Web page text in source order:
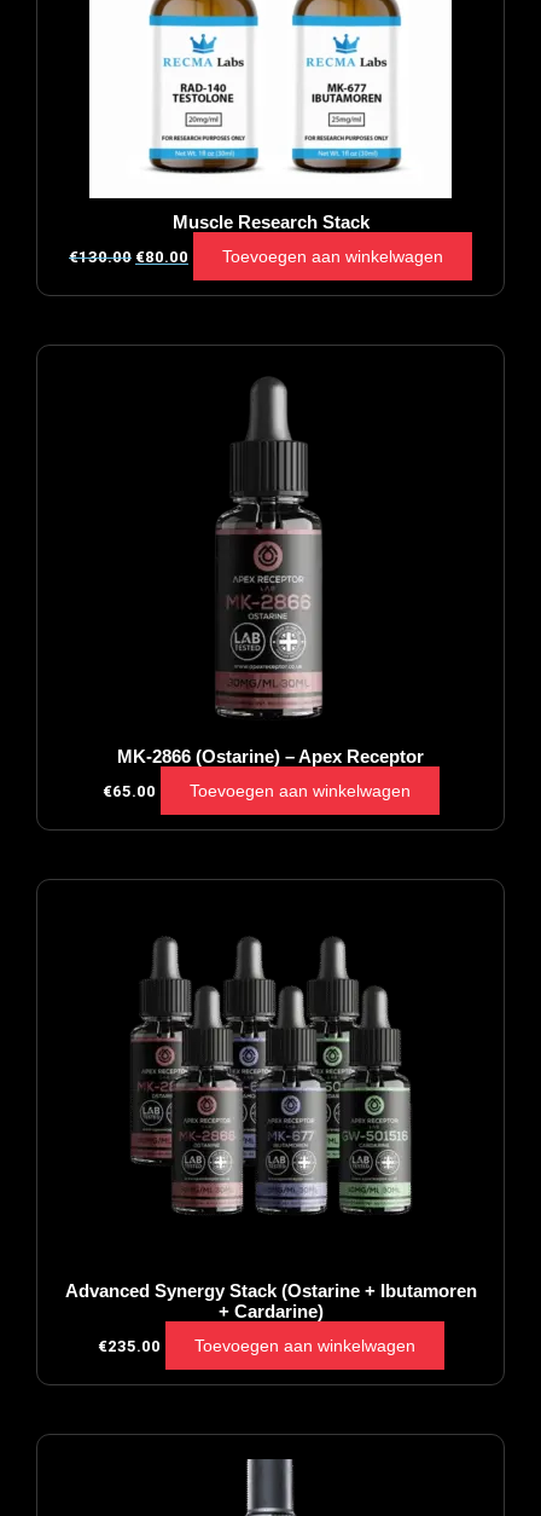
Muscle Research Stack
€130.00 €80.00 Toevoegen aan winkelwagen
MK-2866 (Ostarine) – Apex Receptor
€65.00 Toevoegen aan winkelwagen
Advanced Synergy Stack (Ostarine + Ibutamoren
+ Cardarine)
€235.00 Toevoegen aan winkelwagen